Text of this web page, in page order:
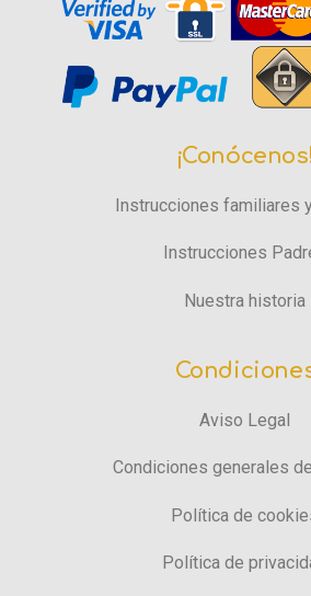
Instrucciones familiares
Instrucciones
Nuestra historia
Aviso Legal
Condiciones generales
Política de
Política de